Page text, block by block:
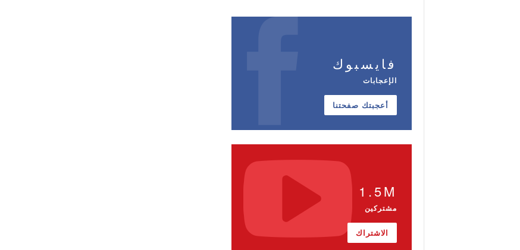
فايسبوك
الإعجابات
أعجبتك صفحتنا
1.5M
مشتركين
الاشتراك